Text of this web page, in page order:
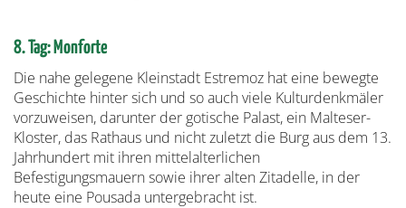
8. Tag: Monforte
Die nahe gelegene Kleinstadt Estremoz hat eine bewegte
Geschichte hinter sich und so auch viele Kulturdenkmäler
vorzuweisen, darunter der gotische Palast, ein Malteser-
Kloster, das Rathaus und nicht zuletzt die Burg aus dem 13.
Jahrhundert mit ihren mittelalterlichen
Befestigungsmauern sowie ihrer alten Zitadelle, in der
heute eine Pousada untergebracht ist.